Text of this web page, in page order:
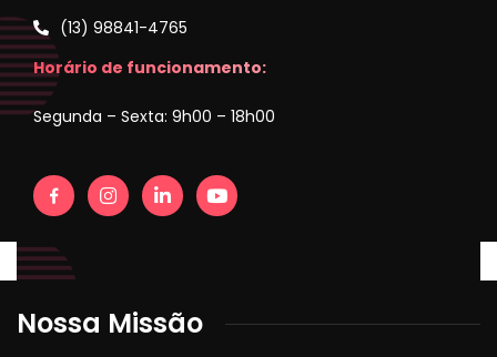
(13) 98841-4765
Horário de funcionamento:
Segunda – Sexta: 9h00 – 18h00
Nossa Missão